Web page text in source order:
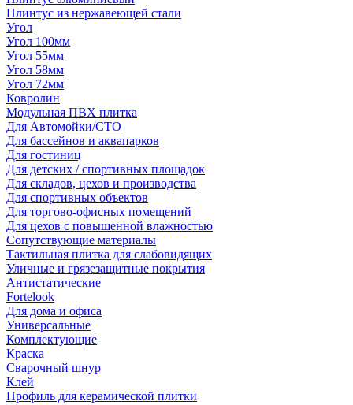
Плинтус из нержавеющей стали
Угол
Угол 100мм
Угол 55мм
Угол 58мм
Угол 72мм
Ковролин
Модульная ПВХ плитка
Для Автомойки/СТО
Для бассейнов и аквапарков
Для гостиниц
Для детских / спортивных площадок
Для складов, цехов и производства
Для спортивных объектов
Для торгово-офисных помещений
Для цехов с повышенной влажностью
Сопутствующие материалы
Тактильная плитка для слабовидящих
Уличные и грязезащитные покрытия
Антистатические
Fortelook
Для дома и офиса
Универсальные
Комплектующие
Краска
Сварочный шнур
Клей
Профиль для керамической плитки